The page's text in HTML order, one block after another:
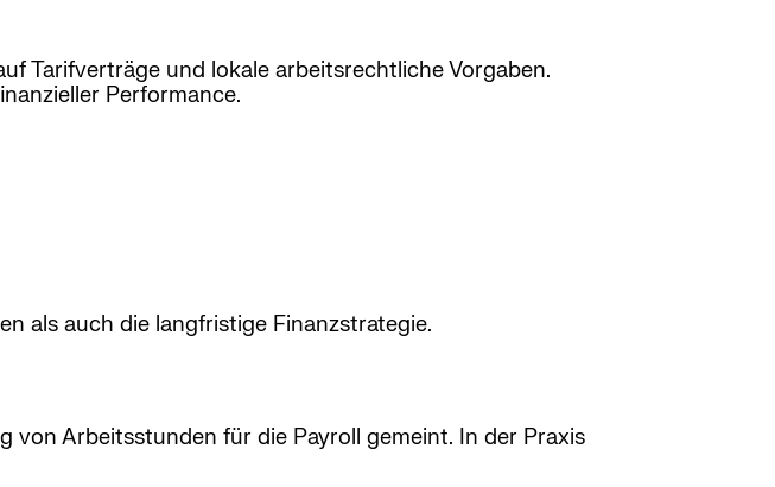
Tarifverträge und lokale arbeitsrechtliche Vorgaben.
Performance.
als auch die langfristige Finanzstrategie.
von Arbeitsstunden für die Payroll gemeint. In der Praxis